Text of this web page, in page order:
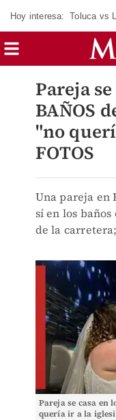
Hoy interesa: Toluca vs
Pareja
BAÑOS
"no
FOTOS
Una pareja en
sí en los
de la
Pareja se casa en
quería ir a la